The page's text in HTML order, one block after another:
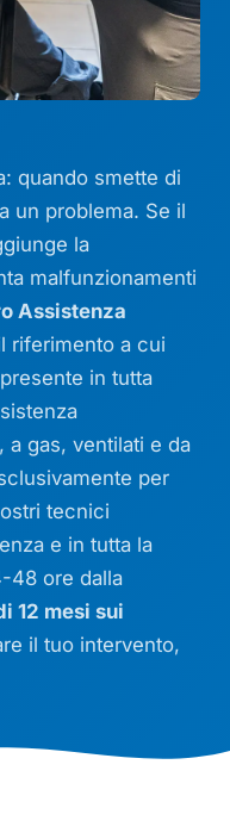
quando smette di
un problema. Se il
la
malfunzionamenti
Assistenza
riferimento a cui
in tutta
a gas, ventilati e da
per
tecnici
e in tutta la
48 ore dalla
12 mesi sui
il tuo intervento,